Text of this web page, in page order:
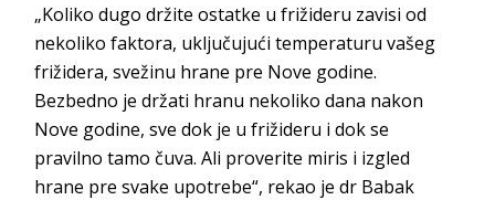
„Koliko dugo držite ostatke u frižideru zavisi od
nekoliko faktora, uključujući temperaturu vašeg
frižidera, svežinu hrane pre Nove godine.
Bezbedno je držati hranu nekoliko dana nakon
Nove godine, sve dok je u frižideru i dok se
pravilno tamo čuva. Ali proverite miris i izgled
hrane pre svake upotrebe“, rekao je dr Babak